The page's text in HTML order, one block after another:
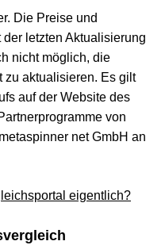
Die Preise und
letzten Aktualisierung
nicht möglich, die
zu aktualisieren. Es gilt
auf der Website des
von
net GmbH an
eigentlich?